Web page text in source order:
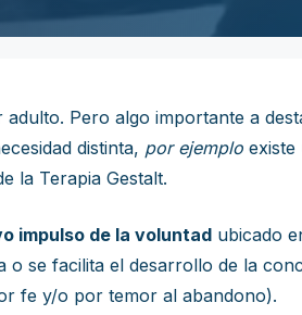
Pero algo importante a
distinta, por ejemplo existe
la Terapia Gestalt.
impulso de la voluntad ubicado
se facilita el desarrollo de la
fe y/o por temor al abandono).